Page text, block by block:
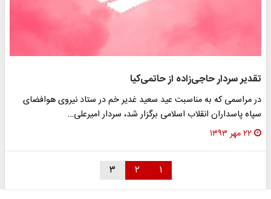
تقدیر سردار حاجی‌زاده از حاتمی‌کیا
در مراسمی که به مناسبت عید سعید غدیر خم در ستاد نیروی هوافضای
سپاه پاسداران انقلاب اسلامی برگزار شد، سردار امیرعلی…
۲۲ مهر ۱۳۹۳
۱ ۲ ۳